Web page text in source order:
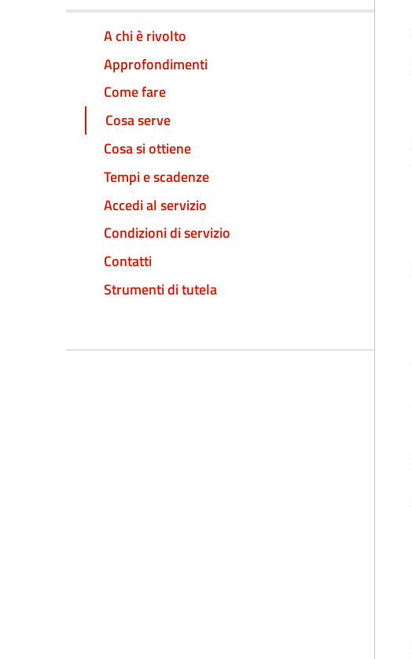
A chi è rivolto
Approfondimenti
Come fare
Cosa serve
Cosa si ottiene
Tempi e scadenze
Accedi al servizio
Condizioni di servizio
Contatti
Strumenti di tutela